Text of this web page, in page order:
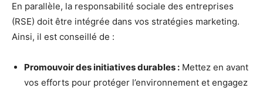
En parallèle, la responsabilité sociale des entreprises
(RSE) doit être intégrée dans vos stratégies marketing.
Ainsi, il est conseillé de :
Promouvoir des initiatives durables : Mettez en avant
vos efforts pour protéger l’environnement et engagez